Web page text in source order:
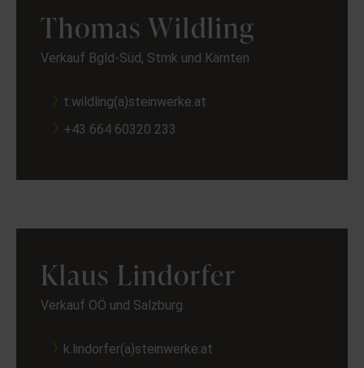
Thomas Wildling
Verkauf Bgld-Süd, Stmk und Kärnten
t.wildling(a)steinwerke.at
+43 664 60320 233
Klaus Lindorfer
Verkauf OÖ und Salzburg
k.lindorfer(a)steinwerke.at